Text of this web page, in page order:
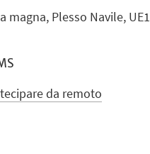
magna, Plesso Navile, UE1
da remoto